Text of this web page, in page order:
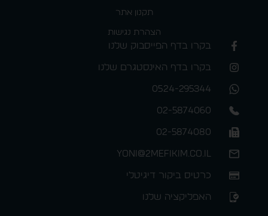
תקנון אתר
הצהרת נגישות
בקרו בדף הפייסבוק שלנו
בקרו בדף האינסטגרם שלנו
0524-295344
02-5874060
02-5874080
yoni@2mefikim.co.il
כרטיס ביקור דיגיטלי
האפליקציה שלנו